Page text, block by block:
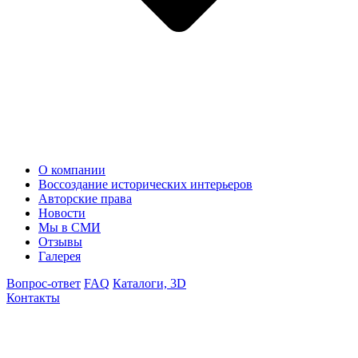
О компании
Воссоздание исторических интерьеров
Авторские права
Новости
Мы в СМИ
Отзывы
Галерея
Вопрос-ответ FAQ Каталоги, 3D
Контакты